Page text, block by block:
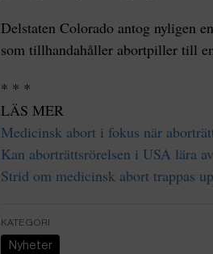
Delstaten Colorado antog nyligen
som tillhandahåller abortpiller till
* * *
LÄS MER
Medicinsk abort i fokus när
Kan aborträttsrörelsen i USA lära
Strid om medicinsk abort trappas
KATEGORI
Nyheter